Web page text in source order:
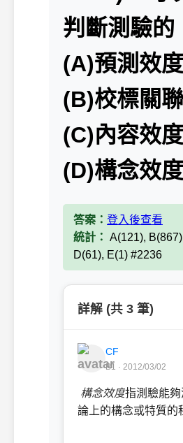
判斷測驗的
(A)預測效度
(B)校標關
(C)內容效度
(D)構念效
答案： 登入後查看
統計： A(121),
D(61), E(1) #2236
詳解 (共 3 筆)
CF
B1 · 2012/03/02
構念效度指測驗能
論上的構念或特質的